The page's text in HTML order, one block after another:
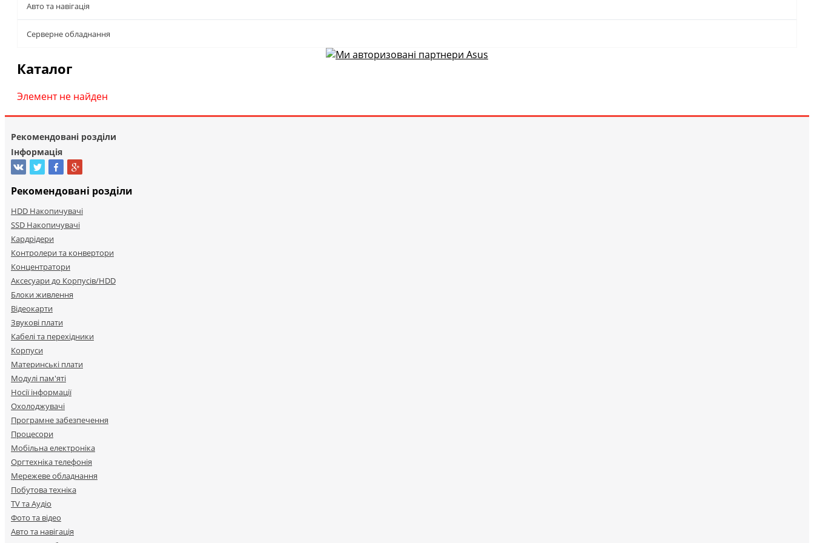
Авто та навігація
Серверне обладнання
Каталог
Элемент не найден
Рекомендовані розділи
Інформація
Рекомендовані розділи
HDD Накопичувачі
SSD Накопичувачі
Кардрідери
Контролери та конвертори
Концентратори
Аксесуари до Корпусів/HDD
Блоки живлення
Відеокарти
Звукові плати
Кабелі та перехідники
Корпуси
Материнські плати
Модулі пам'яті
Носії інформації
Охолоджувачі
Програмне забезпечення
Процесори
Мобільна електроніка
Оргтехніка телефонія
Мережеве обладнання
Побутова техніка
TV та Аудіо
Фото та відео
Авто та навігація